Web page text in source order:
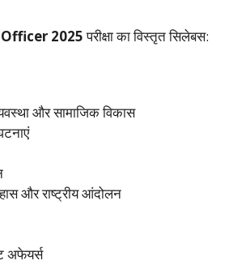
2025परीक्षा का विस्तृत सिलेबस:
और सामाजिक विकास
और राष्ट्रीय आंदोलन